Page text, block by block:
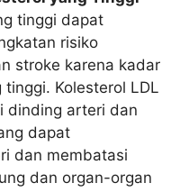
tinggi dapat
risiko
stroke karena kadar
Kolesterol LDL
dinding arteri dan
dapat
dan membatasi
dan organ-organ